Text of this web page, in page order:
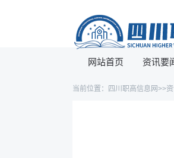
网站首页 资讯要
当前位置： 四川职高信息网>>